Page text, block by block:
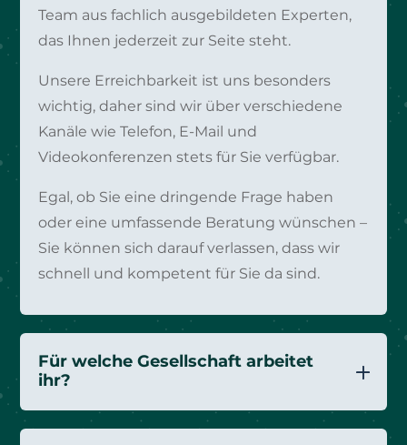
Team aus fachlich ausgebildeten Experten,
das Ihnen jederzeit zur Seite steht.
Unsere Erreichbarkeit ist uns besonders
wichtig, daher sind wir über verschiedene
Kanäle wie Telefon, E-Mail und
Videokonferenzen stets für Sie verfügbar.
Egal, ob Sie eine dringende Frage haben
oder eine umfassende Beratung wünschen –
Sie können sich darauf verlassen, dass wir
schnell und kompetent für Sie da sind.
Für welche Gesellschaft arbeitet
ihr?